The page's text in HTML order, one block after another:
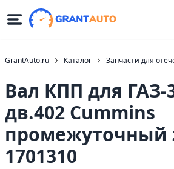
GrantAuto.ru Каталог Запчасти для
Вал КПП для ГАЗ-
дв.402 Cummins
промежуточный
1701310